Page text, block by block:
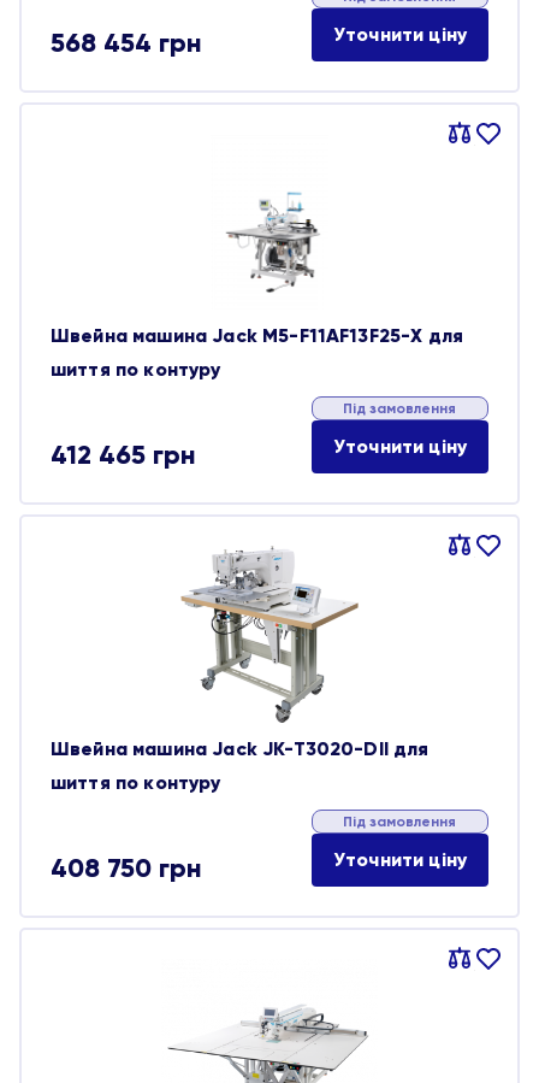
568 454 грн Уточнити ціну
Порівняти
В
Швейна машина Jack M5-F11AF13F25-X для
шиття по контуру
412 465 грн
Під замовлення
Уточнити ціну
Порівняти
В
Швейна машина Jack JK-T3020-DII для
шиття по контуру
408 750 грн
Під замовлення
Уточнити ціну
Порівняти
В